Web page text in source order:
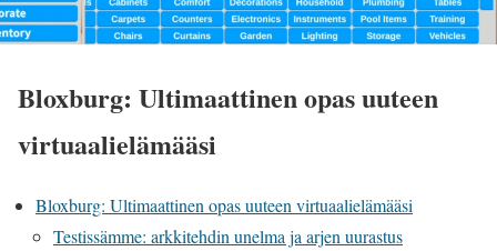
Bloxburg: Ultimaattinen opas uuteen
virtuaalielämääsi
Bloxburg: Ultimaattinen opas uuteen virtuaalielämääsi
Testissämme: arkkitehdin unelma ja arjen uurastus